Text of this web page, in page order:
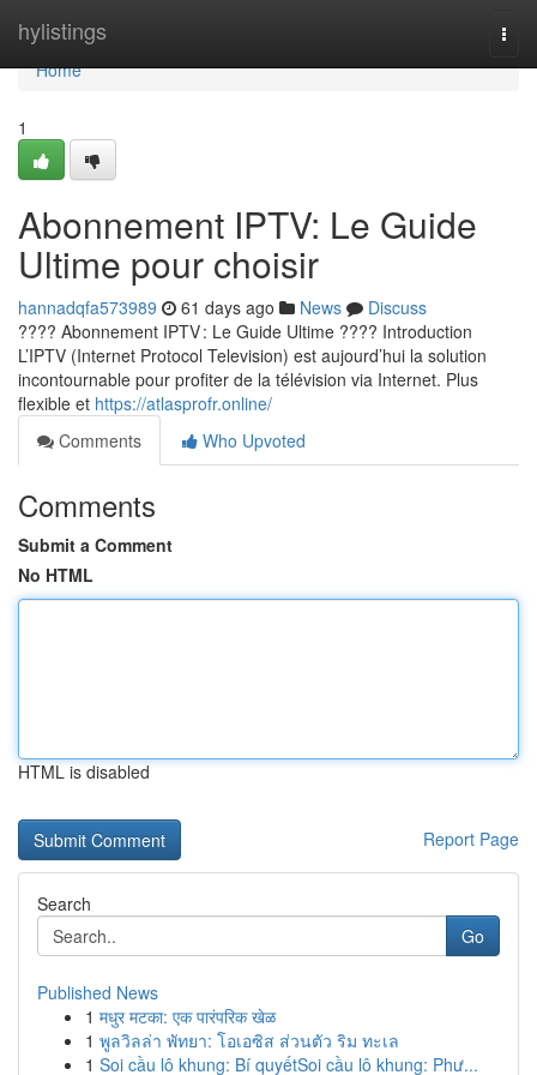
hylistings
Home
Home
1
Abonnement IPTV: Le Guide
Ultime pour choisir
hannadqfa573989 61 days ago News
Discuss
???? Abonnement IPTV : Le Guide Ultime ???? Introduction
L’IPTV (Internet Protocol Television) est aujourd’hui la solution
incontournable pour profiter de la télévision via Internet. Plus
flexible et https://atlasprofr.online/
Comments
Who Upvoted
Comments
Submit a Comment
No HTML
HTML is disabled
Report Page
Search
Go
Published News
1 मधुर मटका: एक पारंपरिक खेळ
1 พูลวิลล่า พัทยา: โอเอซิส ส่วนตัว ริม ทะเล
1 Soi cầu lô khung: Bí quyếtSoi cầu lô khung: Phư...